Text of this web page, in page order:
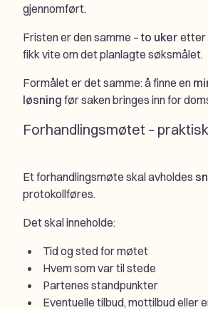
gjennomført.
Fristen er den samme –to uker etter
fikk vite om det planlagte søksmålet.
Formålet er det samme: å finne en
løsning før saken bringes inn for
Forhandlingsmøtet –
Et forhandlingsmøte skal avholdes
protokollføres.
Det skal inneholde:
Tid og sted for møtet
Hvem som var til stede
Partenes standpunkter
Eventuelle tilbud, mottilbud eller